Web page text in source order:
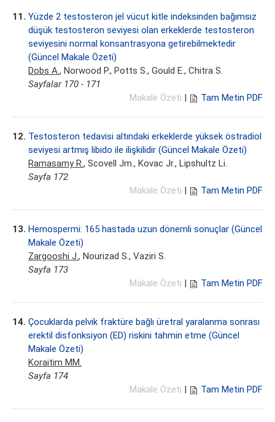
11. Yüzde 2 testosteron jel vücut kitle indeksinden bağımsız
düşük testosteron seviyesi olan erkeklerde testosteron
seviyesini normal konsantrasyona getirebilmektedir
(Güncel Makale Özeti)
Dobs A., Norwood P., Potts S., Gould E., Chitra S.
Sayfalar 170 - 171
Makale Özeti
Tam Metin PDF
12. Testosteron tedavisi altındaki erkeklerde yüksek östradiol
seviyesi artmış libido ile ilişkilidir (Güncel Makale Özeti)
Ramasamy R., Scovell Jm., Kovac Jr., Lipshultz Li.
Sayfa 172
Makale Özeti
Tam Metin PDF
13. Hemospermi: 165 hastada uzun dönemli sonuçlar (Güncel
Makale Özeti)
Zargooshi J., Nourizad S., Vaziri S.
Sayfa 173
Makale Özeti
Tam Metin PDF
14. Çocuklarda pelvik fraktüre bağlı üretral yaralanma sonrası
erektil disfonksiyon (ED) riskini tahmin etme (Güncel
Makale Özeti)
Koraitim MM.
Sayfa 174
Makale Özeti
Tam Metin PDF